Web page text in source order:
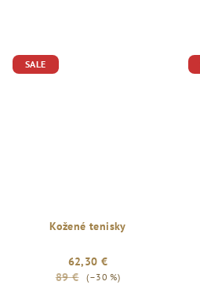
SALE
Kožené tenisky
62,30 €
89 €
(–30 %)